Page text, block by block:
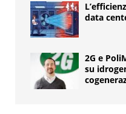
data
2G e
su